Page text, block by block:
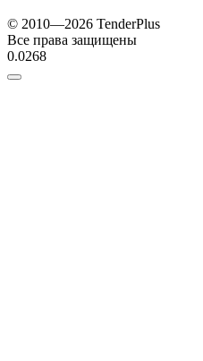
© 2010—2026 TenderPlus
Все права защищены
0.0268